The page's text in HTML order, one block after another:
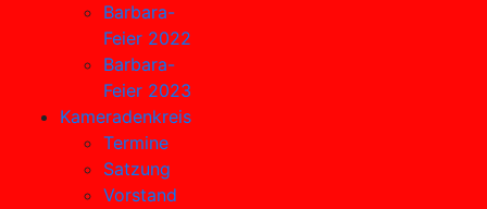
Barbara-
Feier 2022
Barbara-
Feier 2023
Kameradenkreis
Termine
Satzung
Vorstand